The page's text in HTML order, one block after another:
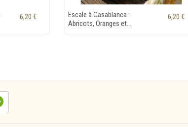
6,20 €
Escale à Casablanca :
Abricots, Oranges et...
6,20 €